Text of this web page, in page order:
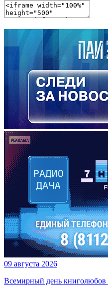
09 августа 2026
Всемирный день книголюбов